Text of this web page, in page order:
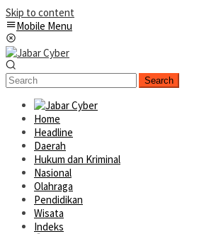
Skip to content
Mobile Menu
Search
Home
Headline
Daerah
Hukum dan Kriminal
Nasional
Olahraga
Pendidikan
Wisata
Indeks